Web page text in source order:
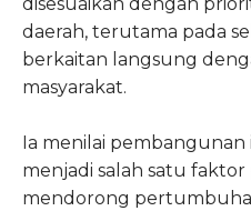
daerah, terutama pada
berkaitan langsung
masyarakat.
Ia menilai
menjadi salah satu
mendorong